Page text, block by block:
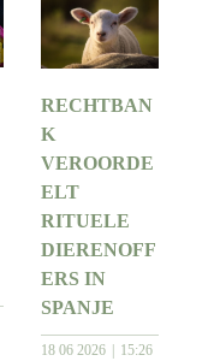
RECHTBAN
K
VEROORDE
ELT
RITUELE
DIERENOFF
ERS IN
SPANJE
18 06 2026 15:26